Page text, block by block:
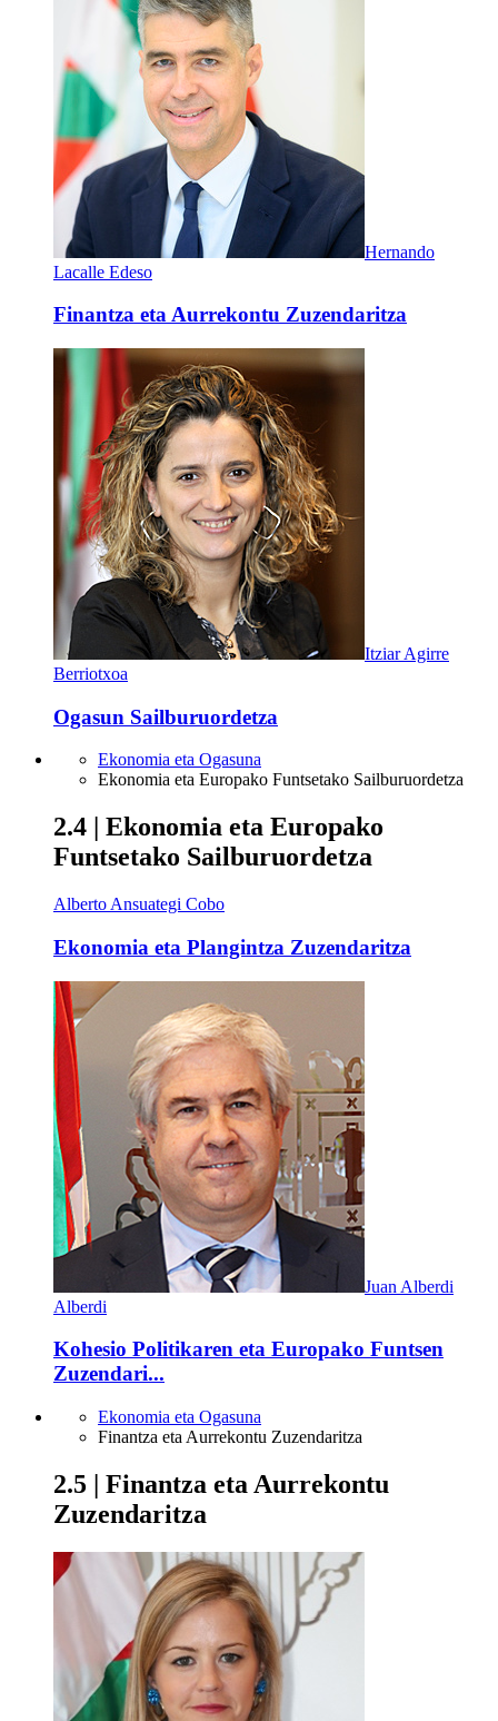
Hernando
Lacalle Edeso
Finantza eta Aurrekontu Zuzendaritza
Itziar Agirre
Berriotxoa
Ogasun Sailburuordetza
Ekonomia eta Ogasuna
Ekonomia eta Europako Funtsetako Sailburuordetza
2.4 | Ekonomia eta Europako
Funtsetako Sailburuordetza
Alberto Ansuategi Cobo
Ekonomia eta Plangintza Zuzendaritza
Juan Alberdi
Alberdi
Kohesio Politikaren eta Europako Funtsen
Zuzendari...
Ekonomia eta Ogasuna
Finantza eta Aurrekontu Zuzendaritza
2.5 | Finantza eta Aurrekontu
Zuzendaritza